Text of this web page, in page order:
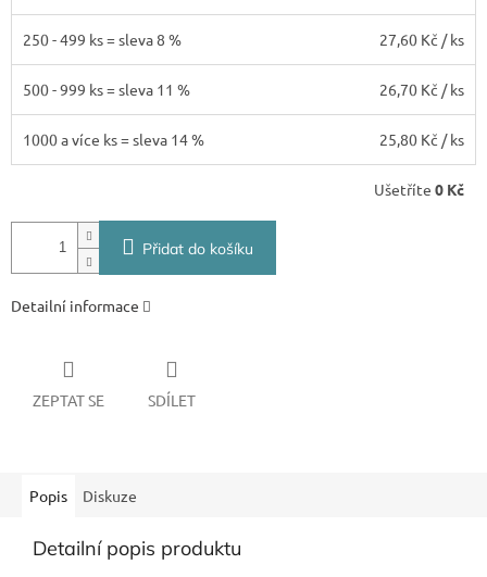
250 - 499 ks = sleva 8 % 27,60 Kč / ks
500 - 999 ks = sleva 11 % 26,70 Kč / ks
1000 a více ks = sleva 14 % 25,80 Kč / ks
Ušetříte 0 Kč
Přidat do košíku
Detailní informace
ZEPTAT SE SDÍLET
Popis Diskuze
Detailní popis produktu